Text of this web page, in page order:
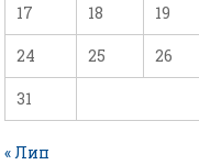
17 18 19
24 25 26
31
« Лип